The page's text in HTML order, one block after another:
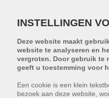
INSTELLINGEN
Deze website maakt
website te analyseren en
vergroten. Door gebruik te
geeft u toestemming voor
Een cookie is een klein
bezoek aan deze website,